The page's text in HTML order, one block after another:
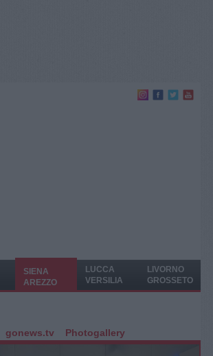
SIENA
AREZZO
LUCCA
VERSILIA
LIVORNO
GROSSETO
gonews.tv Photogallery